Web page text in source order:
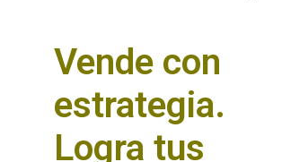
Vende con
estrategia.
Logra tus